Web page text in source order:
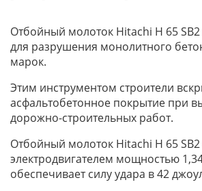
Отбойный молоток Hitachi H 65
для разрушения монолитного
марок.
Этим инструментом строители
асфальтобетонное покрытие при
дорожно-строительных работ.
Отбойный молоток Hitachi H 65
электродвигателем мощностью
обеспечивает силу удара в 42